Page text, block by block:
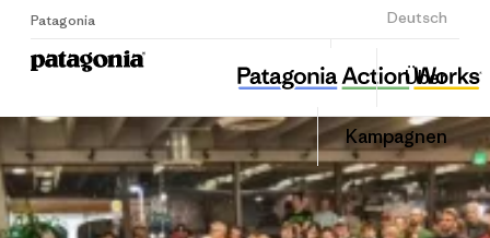
Patagonia Deutsch
Anmelden
Über
Kampagnen
뿌리와 이끼
Diesen
Beitrag
Auf
teilen